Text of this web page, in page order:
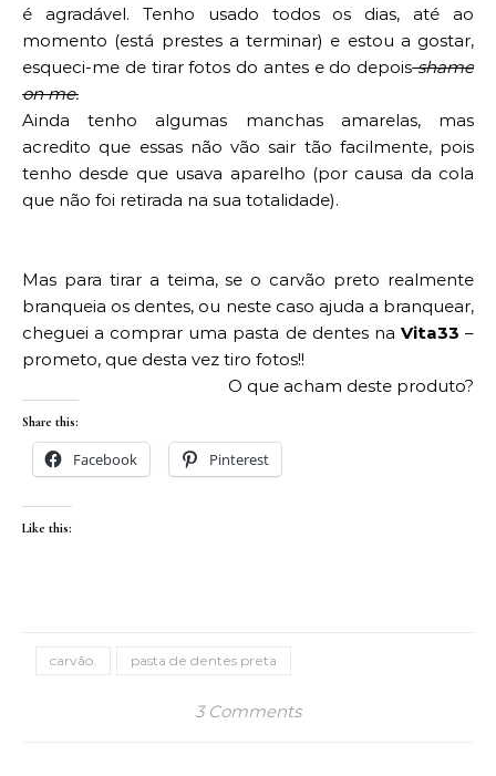
é agradável. Tenho usado todos os dias, até ao
momento (está prestes a terminar) e estou a gostar,
esqueci-me de tirar fotos do antes e do depoisshame
on me.
Ainda tenho algumas manchas amarelas, mas
acredito que essas não vão sair tão facilmente, pois
tenho desde que usava aparelho (por causa da cola
que não foi retirada na sua totalidade).
Mas para tirar a teima, se o carvão preto realmente
branqueia os dentes, ou neste caso ajuda a branquear,
cheguei a comprar uma pasta de dentes na Vita33–
prometo, que desta vez tiro fotos!!
O que acham deste produto?
Share this:
Facebook Pinterest
Like this:
carvão. pasta de dentes preta
3 Comments